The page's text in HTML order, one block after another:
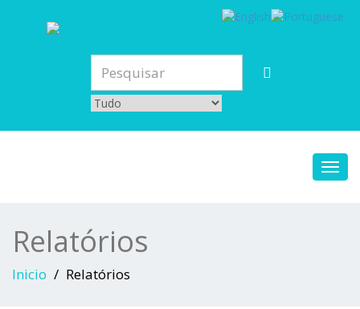
Relatórios
Inicio Relatórios